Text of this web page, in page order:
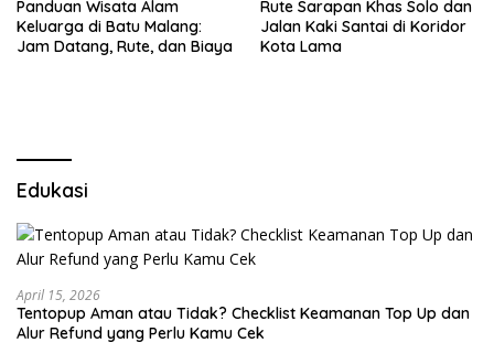
Panduan Wisata Alam
Keluarga di Batu Malang:
Jam Datang, Rute, dan Biaya
Rute Sarapan Khas Solo dan
Jalan Kaki Santai di Koridor
Kota Lama
Edukasi
April 15, 2026
Tentopup Aman atau Tidak? Checklist Keamanan Top Up dan
Alur Refund yang Perlu Kamu Cek